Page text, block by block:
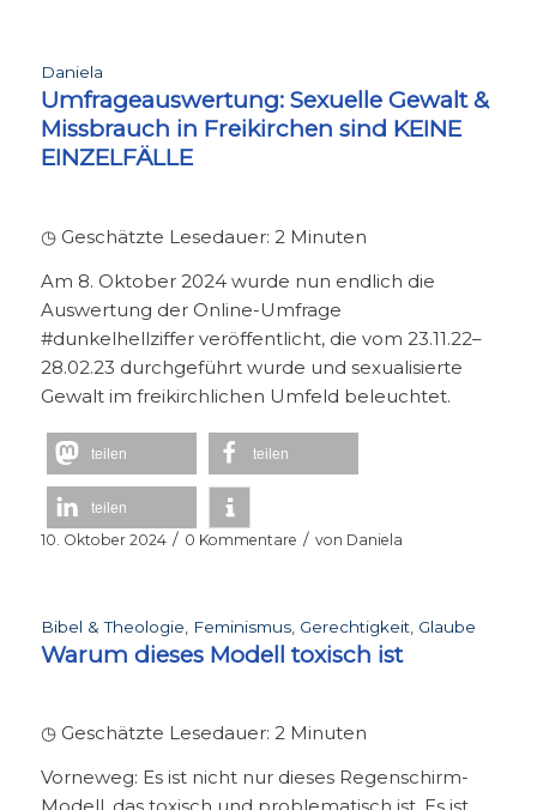
Daniela
Umfrageauswertung: Sexuelle Gewalt &
Missbrauch in Freikirchen sind KEINE
EINZELFÄLLE
◷ Geschätzte Lesedauer: 2 Minuten
Am 8. Oktober 2024 wurde nun endlich die
Auswertung der Online-Umfrage
#dunkelhellziffer veröffentlicht, die vom 23.11.22–
28.02.23 durchgeführt wurde und sexualisierte
Gewalt im freikirchlichen Umfeld beleuchtet.
teilen teilen
teilen
10. Oktober 2024 / 0 Kommentare / von Daniela
Bibel & Theologie Feminismus, Gerechtigkeit, Glaube
Warum dieses Modell toxisch ist
◷ Geschätzte Lesedauer: 2 Minuten
Vorneweg: Es ist nicht nur dieses Regenschirm-